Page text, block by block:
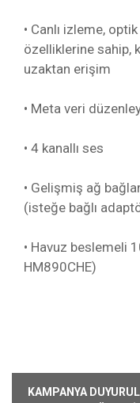
• Canlı izleme,
özelliklerine sahip,
uzaktan erişim
• Meta veri
• 4 kanallı ses
• Gelişmiş ağ
(isteğe bağlı
• Havuz beslemeli
HM890CHE)
sonları ürün
KAMPANYA